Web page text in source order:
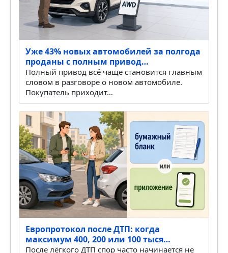
Уже 43% новых автомобилей за полгода
проданы с полным привод…
Полный привод всё чаще становится главным
словом в разговоре о новом автомобиле.
Покупатель приходит…
Европротокол после ДТП: когда
максимум 400, 200 или 100 тыся…
После лёгкого ДТП спор часто начинается не